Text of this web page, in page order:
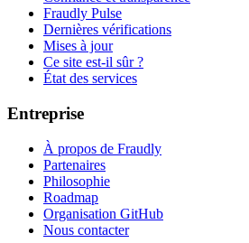
Fraudly Pulse
Dernières vérifications
Mises à jour
Ce site est-il sûr ?
État des services
Entreprise
À propos de Fraudly
Partenaires
Philosophie
Roadmap
Organisation GitHub
Nous contacter